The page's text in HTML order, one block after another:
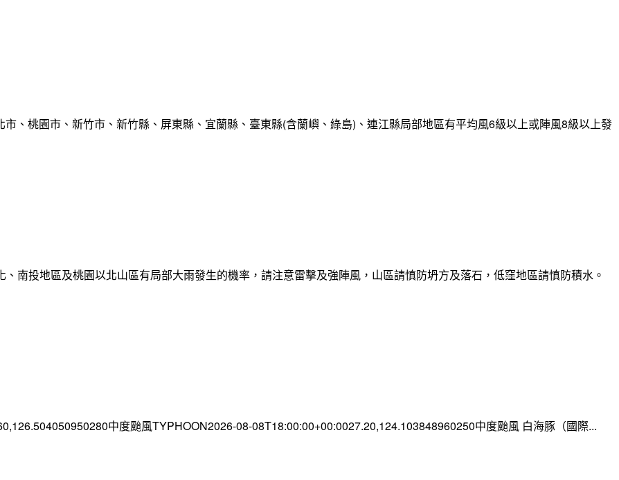
、桃園市、新竹市、新竹縣、屏東縣、宜蘭縣、臺東縣(含蘭嶼、綠島)、連江縣局部地區有平均風6級以上或陣風8級以上發
南投地區及桃園以北山區有局部大雨發生的機率，請注意雷擊及強陣風，山區請慎防坍方及落石，低窪地區請慎防積水。
中度颱風TYPHOON2026-08-08T18:00:00+00:0027.20,124.103848960250中度颱風 白海豚（國際...